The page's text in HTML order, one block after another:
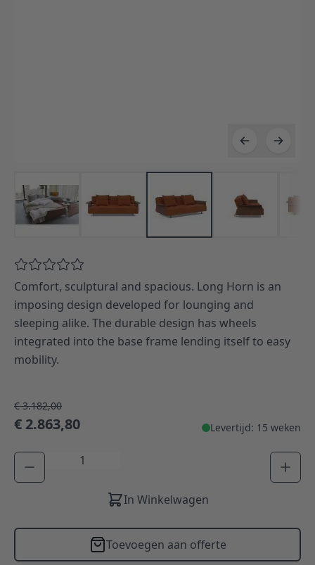
Comfort, sculptural and spacious. Long Horn is an
imposing design developed for lounging and
sleeping alike. The durable design has wheels
integrated into the base frame lending itself to easy
mobility.
€ 3.182,00
€ 2.863,80 Levertijd: 15 weken
Aantal
In Winkelwagen
Toevoegen aan offerte